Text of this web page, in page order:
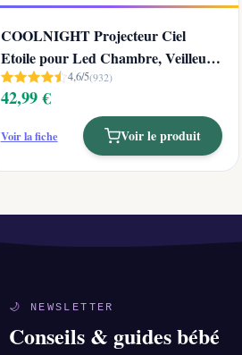
COOLNIGHT Projecteur Ciel
Etoile pour Led Chambre, Veilleuse
E...
4,6/5(932)
42,99 €
Voir la fiche Voir le produit
🌙 NEWSLETTER
Conseils & guides bébé